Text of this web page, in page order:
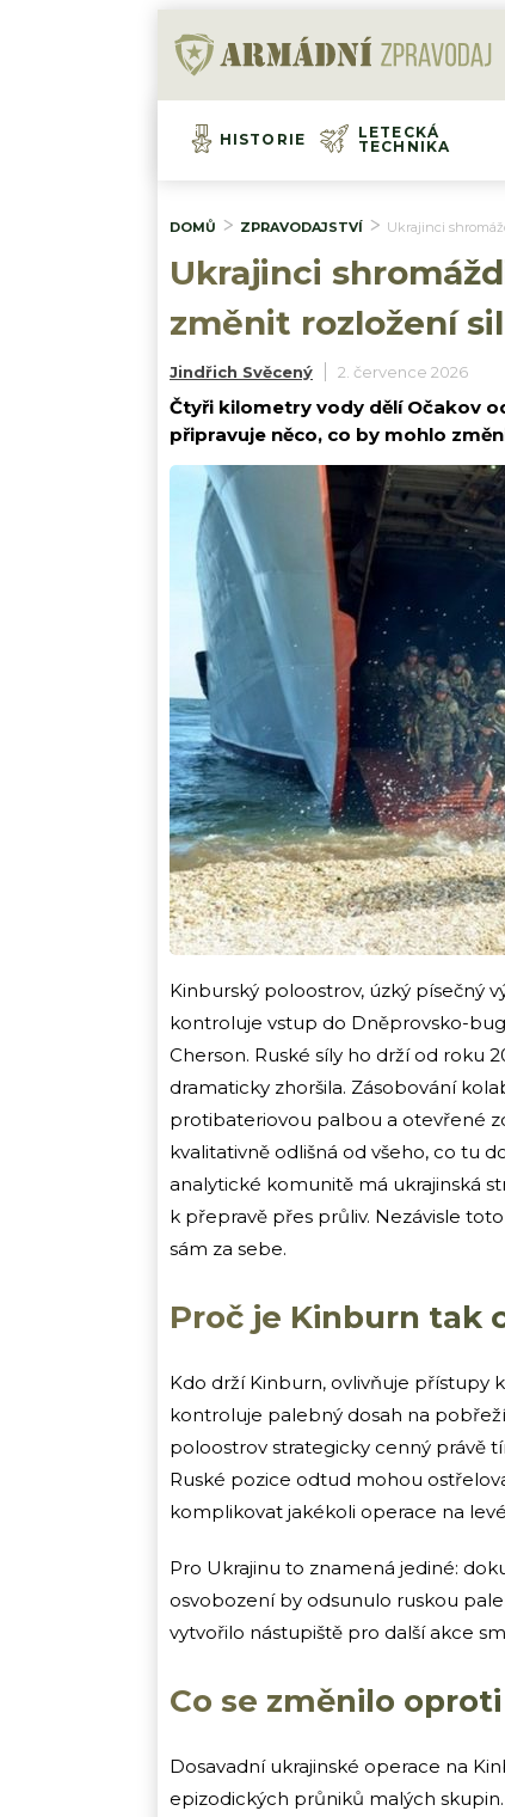
HISTORIE
LETECKÁ
TECHNIKA
DOMŮ ZPRAVODAJSTVÍ Ukrajinci
Ukrajinci
změnit rozložení
Jindřich Svěcený 2. července 2026
Čtyři kilometry vody dělí Očakov
připravuje něco, co by mohlo
Kinburský poloostrov, úzký písečný
kontroluje vstup do Dněprovsko-
Cherson. Ruské síly ho drží od roku
dramaticky zhoršila. Zásobování
protibateriovou palbou a otevřené
kvalitativně odlišná od všeho, co tu
analytické komunitě má ukrajinská
k přepravě přes průliv. Nezávisle
sám za sebe.
Proč je Kinburn tak
Kdo drží Kinburn, ovlivňuje přístupy
kontroluje palebný dosah na
poloostrov strategicky cenný právě
Ruské pozice odtud mohou
komplikovat jakékoli operace na
Pro Ukrajinu to znamená jediné:
osvobození by odsunulo ruskou
vytvořilo nástupiště pro další akce
Co se změnilo
Dosavadní ukrajinské operace na
epizodických průniků malých